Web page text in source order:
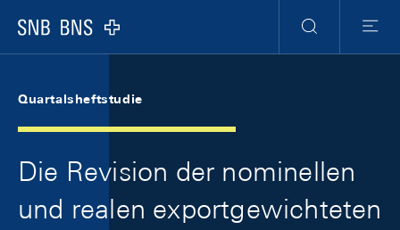
Logo
Suche
Menu
Quartalsheftstudie
Die Revision der nominellen
und realen exportgewichteten